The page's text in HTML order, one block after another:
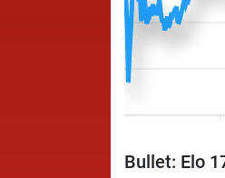
Bullet: Elo